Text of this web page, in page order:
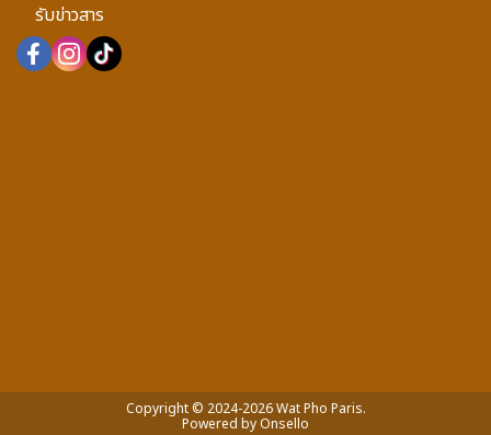
รับข่าวสาร
Copyright © 2024-2026 Wat Pho Paris.
Powered byOnsello